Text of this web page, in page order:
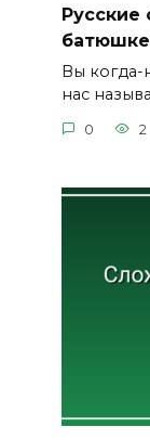
Русские
Вы когда-
нас
0 2